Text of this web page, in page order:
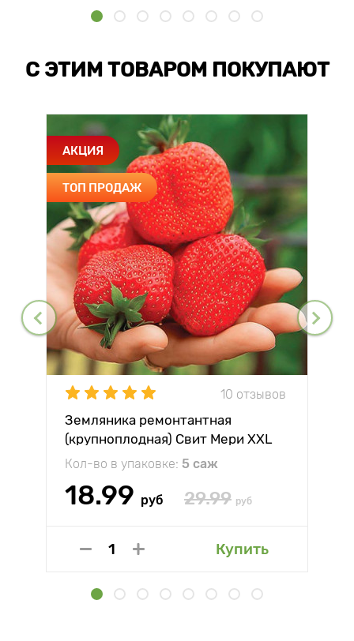
С ЭТИМ ТОВАРОМ ПОКУПАЮТ
АКЦИЯ
ТОП ПРОДАЖ
10 отзывов
Земляника ремонтантная
(крупноплодная) Свит Мери XXL
Кол-во в упаковке: 5 саж
18.99 руб 29.99 руб
Купить